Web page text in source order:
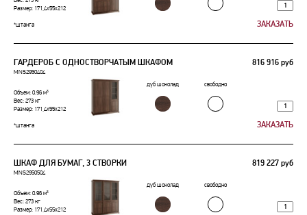
Размер: 171,4x55x212
*штанга
ГАРДЕРОБ С ОДНОСТВОРЧАТЫМ ШКАФОМ 816 916 руб
MNS2950404
дуб шоколад
свободно
Объем: 0.96 м³
Вес: 273 кг
Размер: 171,4x55x212
*штанга
ШКАФ ДЛЯ БУМАГ, 3 СТВОРКИ 819 227 руб
MNS2950504
дуб шоколад
свободно
Объем: 0.96 м³
Вес: 273 кг
Размер: 171,4x55x212